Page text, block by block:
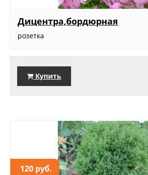
Дицентра,бордюрная
розетка
Купить
120 руб.